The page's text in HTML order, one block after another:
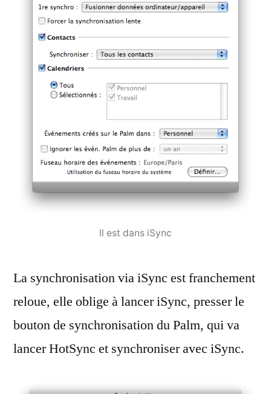
Il est dans iSync
La synchronisation via iSync est franchement
reloue, elle oblige à lancer iSync, presser le
bouton de synchronisation du Palm, qui va
lancer HotSync et synchroniser avec iSync.